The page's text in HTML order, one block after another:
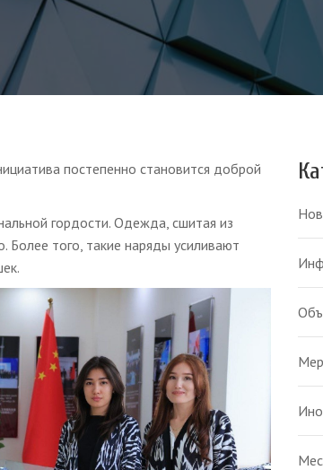
постепенно становится доброй
гордости. Одежда, сшитая из
того, такие наряды усиливают